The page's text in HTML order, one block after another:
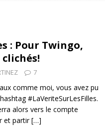
confiné! ACTUS
: Pour Twingo,
clichés!
7
comme moi, vous avez pu
#LaVeriteSurLesFilles.
alors vers le compte
et partir[…]